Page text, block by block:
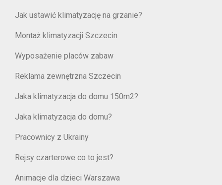
Jak ustawić klimatyzację na grzanie?
Montaż klimatyzacji Szczecin
Wyposażenie placów zabaw
Reklama zewnętrzna Szczecin
Jaka klimatyzacja do domu 150m2?
Jaka klimatyzacja do domu?
Pracownicy z Ukrainy
Rejsy czarterowe co to jest?
Animacje dla dzieci Warszawa